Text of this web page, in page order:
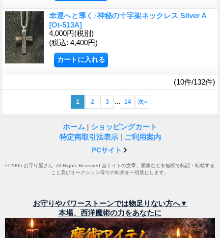
幸運へと導く♪神秘の十字架ネックレス Silver A
[Ot-513A]
4,000円(税別)
(税込: 4,400円)
(10件/132件)
1 2 3 ... 14 次»
ホーム | ショッピングカート
特定商取引法表示 | ご利用案内
PCサイト
© 2005 お守り屋さん. All Rights Reserved 当サイトの文章、画像などを無断で転記・転載する
こと及びオークション等での転売を一切禁止します。
お守りやパワーストーンでは物足りない方へ▼
本場、西洋魔術の力をあなたに